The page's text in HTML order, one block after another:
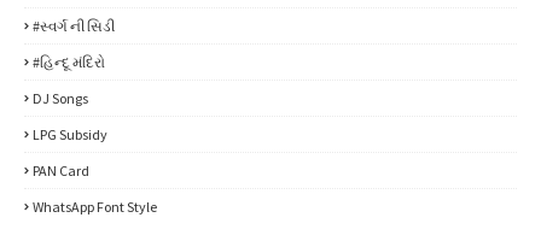
#સ્વર્ગ ની સિડી
#હિન્દૂ મંદિરો
DJ Songs
LPG Subsidy
PAN Card
WhatsApp Font Style